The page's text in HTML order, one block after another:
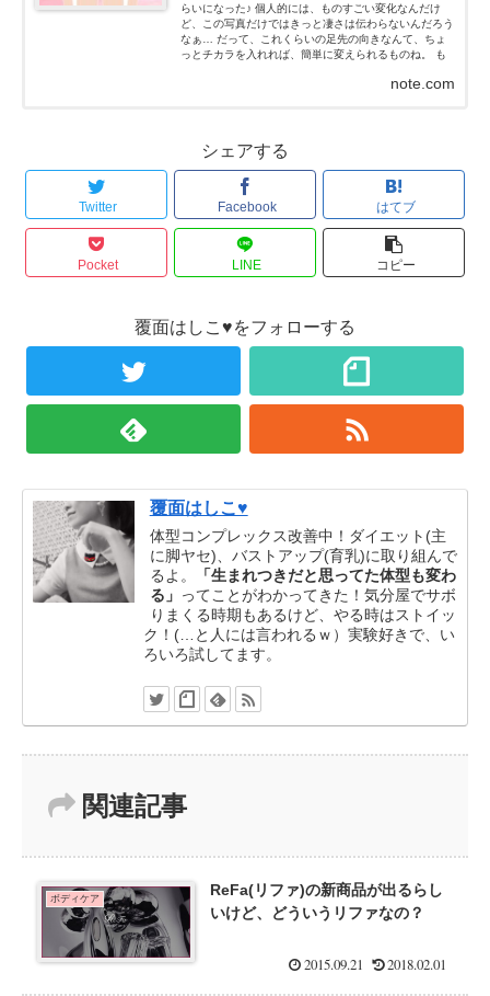
らいになった♪ 個人的には、ものすごい変化なんだけ
ど、この写真だけではきっと凄さは伝わらないんだろう
なぁ… だって、これくらいの足先の向きなんて、ちょ
っとチカラを入れれば、簡単に変えられるものね。 も
note.com
シェアする
Twitter Facebook はてブ
Pocket LINE コピー
覆面はしこ♥をフォローする
覆面はしこ♥
体型コンプレックス改善中！ダイエット(主
に脚ヤセ)、バストアップ(育乳)に取り組んで
るよ。
「生まれつきだと思ってた体型も変わ
る」 ってことがわかってきた！気分屋でサボ
りまくる時期もあるけど、やる時はストイッ
ク！(…と人には言われるｗ）実験好きで、い
ろいろ試してます。
関連記事
ボディケア
ReFa(リファ)の新商品が出るらし
いけど、どういうリファなの？
2015.09.21 2018.02.01